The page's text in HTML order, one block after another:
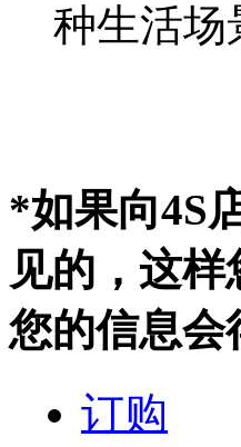
种生活场
*如果向4S
见的，这
您的信息会
订购